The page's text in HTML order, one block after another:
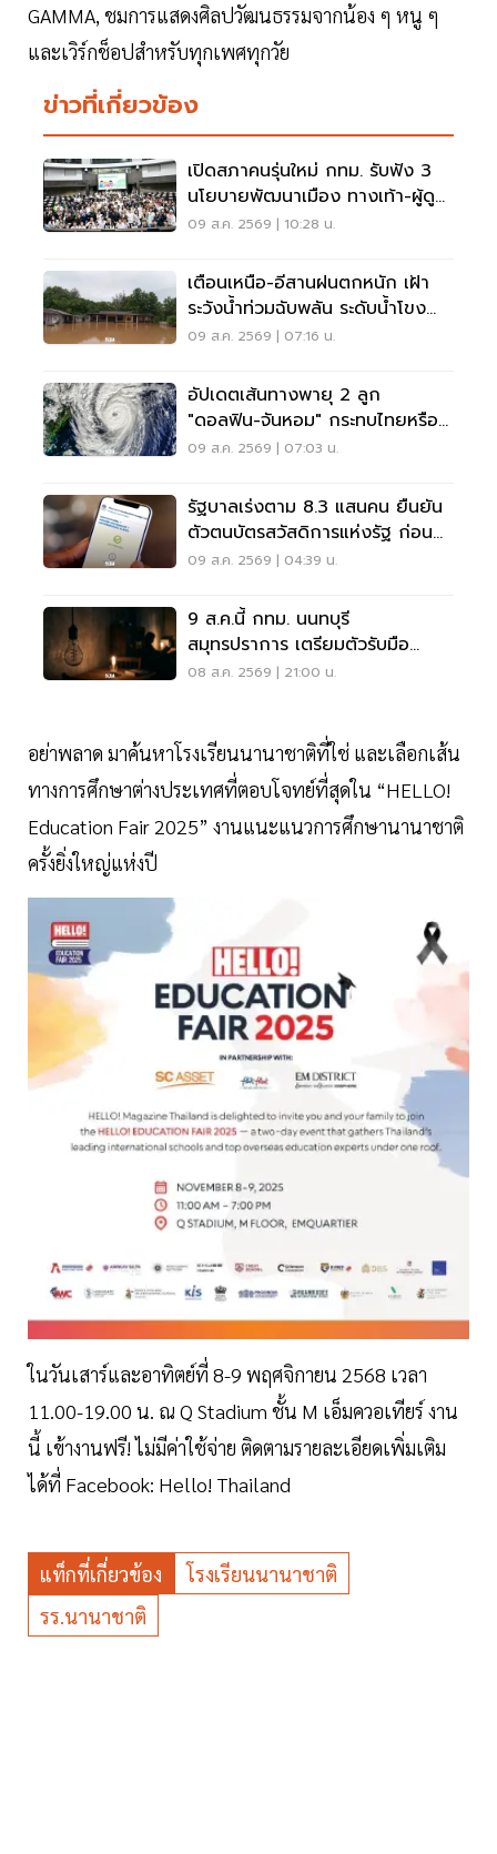
GAMMA, ชมการแสดงศิลปวัฒนธรรมจากน้อง ๆ หนู ๆ
และเวิร์กช็อปสำหรับทุกเพศทุกวัย
ข่าวที่เกี่ยวข้อง
เปิดสภาคนรุ่นใหม่ กทม. รับฟัง 3
นโยบายพัฒนาเมือง ทางเท้า-ผู้ดู
แลออทิสติก-จักรยาน
09 ส.ค. 2569 | 10:28 น.
เตือนเหนือ-อีสานฝนตกหนัก เฝ้า
ระวังน้ำท่วมฉับพลัน ระดับน้ำโขง
เพิ่มสูง
09 ส.ค. 2569 | 07:16 น.
อัปเดตเส้นทางพายุ 2 ลูก
"ดอลฟิน-จันหอม" กระทบไทยหรือ
ไม่ เช็กเลย
09 ส.ค. 2569 | 07:03 น.
รัฐบาลเร่งตาม 8.3 แสนคน ยืนยัน
ตัวตนบัตรสวัสดิการแห่งรัฐ ก่อน
พลาดสิทธิ
09 ส.ค. 2569 | 04:39 น.
9 ส.ค.นี้ กทม. นนทบุรี
สมุทรปราการ เตรียมตัวรับมือ
'ไฟฟ้าดับ' หลายจุด
08 ส.ค. 2569 | 21:00 น.
อย่าพลาด มาค้นหาโรงเรียนนานาชาติที่ใช่ และเลือกเส้น
ทางการศึกษาต่างประเทศที่ตอบโจทย์ที่สุดใน “HELLO!
Education Fair 2025” งานแนะแนวการศึกษานานาชาติ
ครั้งยิ่งใหญ่แห่งปี
ในวันเสาร์และอาทิตย์ที่ 8-9 พฤศจิกายน 2568 เวลา
11.00-19.00 น. ณ Q Stadium ชั้น M เอ็มควอเทียร์ งาน
นี้ เข้างานฟรี! ไม่มีค่าใช้จ่าย ติดตามรายละเอียดเพิ่มเติม
ได้ที่ Facebook: Hello! Thailand
แท็กที่เกี่ยวข้อง
โรงเรียนนานาชาติ
รร.นานาชาติ